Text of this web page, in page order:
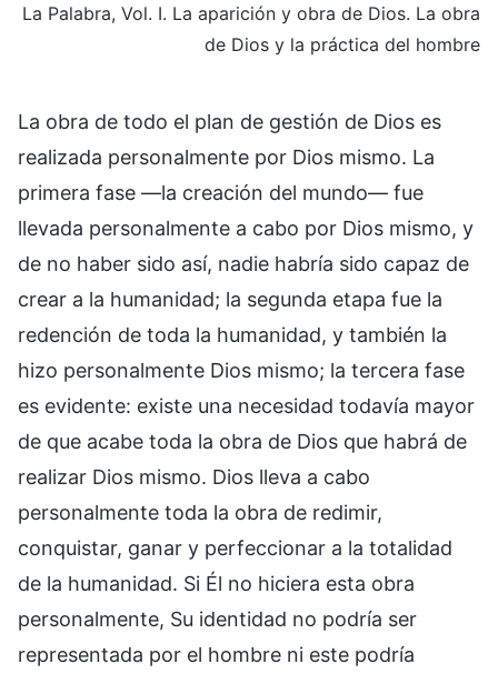
La Palabra, Vol. I. La aparición y obra de Dios. La obra
de Dios y la práctica del hombre
La obra de todo el plan de gestión de Dios es
realizada personalmente por Dios mismo. La
primera fase —la creación del mundo— fue
llevada personalmente a cabo por Dios mismo, y
de no haber sido así, nadie habría sido capaz de
crear a la humanidad; la segunda etapa fue la
redención de toda la humanidad, y también la
hizo personalmente Dios mismo; la tercera fase
es evidente: existe una necesidad todavía mayor
de que acabe toda la obra de Dios que habrá de
realizar Dios mismo. Dios lleva a cabo
personalmente toda la obra de redimir,
conquistar, ganar y perfeccionar a la totalidad
de la humanidad. Si Él no hiciera esta obra
personalmente, Su identidad no podría ser
representada por el hombre ni este podría